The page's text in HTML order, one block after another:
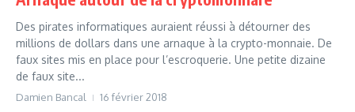
Des pirates informatiques auraient réussi à détourner des
millions de dollars dans une arnaque à la crypto-monnaie. De
faux sites mis en place pour l’escroquerie. Une petite dizaine
de faux site...
Damien Bancal 16 février 2018